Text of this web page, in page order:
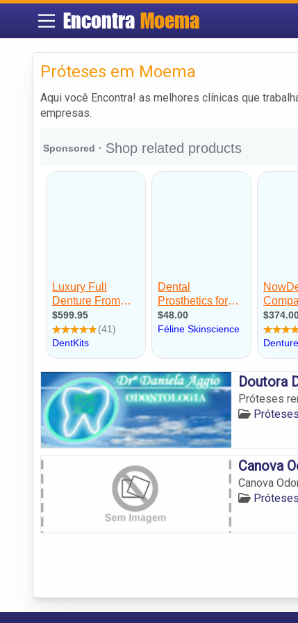
Encontra Moema
Próteses em Moema
Aqui você Encontra! as melhores clínicas que
empresas.
Doutora
Próteses
Canova
Canova